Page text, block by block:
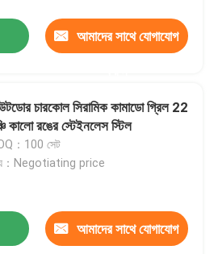
আমাদের সাথে যোগাযোগ
চারকোল সিরামিক কামাডো গ্রিল 22
কালো রঙের স্টেইনলেস স্টিল
：100 সেট
：Negotiating price
আমাদের সাথে যোগাযোগ